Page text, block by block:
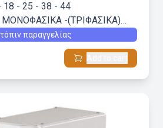
-(ΤΡΙΦΑΣΙΚΑ)
παραγγελίας